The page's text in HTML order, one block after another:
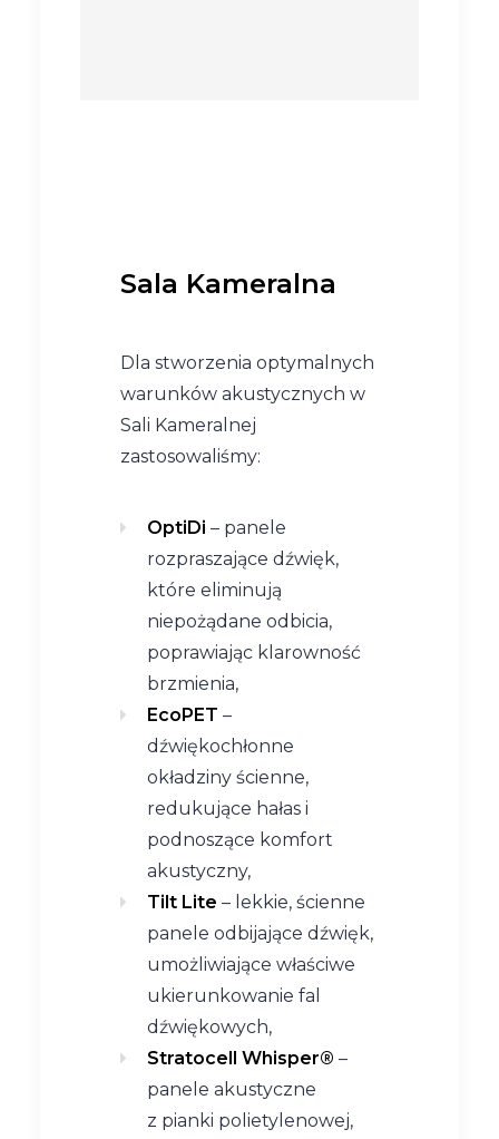
Sala Kameralna
Dla stworzenia optymalnych
warunków akustycznych w
Sali Kameralnej
zastosowaliśmy:
OptiDi – panele
rozpraszające dźwięk,
które eliminują
niepożądane odbicia,
poprawiając klarowność
brzmienia,
EcoPET –
dźwiękochłonne
okładziny ścienne,
redukujące hałas i
podnoszące komfort
akustyczny,
Tilt Lite – lekkie, ścienne
panele odbijające dźwięk,
umożliwiające właściwe
ukierunkowanie fal
dźwiękowych,
Stratocell Whisper® –
panele akustyczne
z pianki polietylenowej,